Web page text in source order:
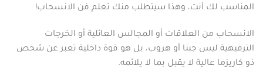
المناسب لك أنت، وهذا سيتطلب منك تعلم فن الانسحاب!
الانسحاب من العلاقات أو المجالس العائلية أو الخرجات
الترفيهية ليس جبنا أو هروب، بل هو قوة داخلية تعبر عن شخص
ذو كاريزما عالية لا يقبل بما لا يلائمه.